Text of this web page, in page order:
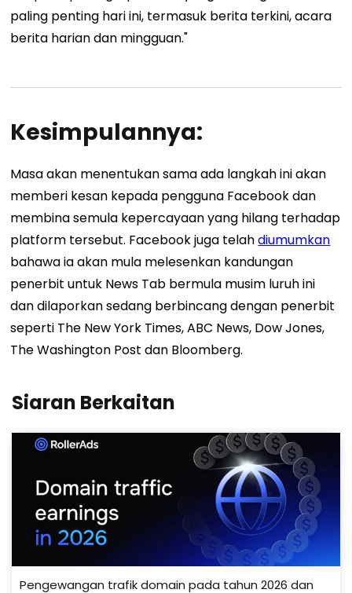
paling penting hari ini, termasuk berita terkini, acara
berita harian dan mingguan."
Kesimpulannya:
Masa akan menentukan sama ada langkah ini akan
memberi kesan kepada pengguna Facebook dan
membina semula kepercayaan yang hilang terhadap
platform tersebut. Facebook juga telahdiumumkan
bahawa ia akan mula melesenkan kandungan
penerbit untuk News Tab bermula musim luruh ini
dan dilaporkan sedang berbincang dengan penerbit
seperti The New York Times, ABC News, Dow Jones,
The Washington Post dan Bloomberg.
Siaran Berkaitan
Pengewangan trafik domain pada tahun 2026 dan